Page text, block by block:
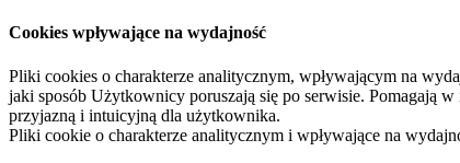
Cookies wpływające na wydajność
Pliki cookies o charakterze analitycznym, wpływającym na
jaki sposób Użytkownicy poruszają się po serwisie. Pomagają
przyjazną i intuicyjną dla użytkownika.
Pliki cookie o charakterze analitycznym i wpływające na